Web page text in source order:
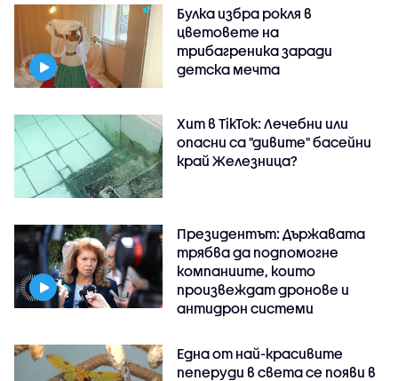
Булка избра рокля в
цветовете на
трибагреника заради
детска мечта
Хит в TikTok: Лечебни или
опасни са "дивите" басейни
край Железница?
Президентът: Държавата
трябва да подпомогне
компаниите, които
произвеждат дронове и
антидрон системи
Една от най-красивите
пеперуди в света се появи в